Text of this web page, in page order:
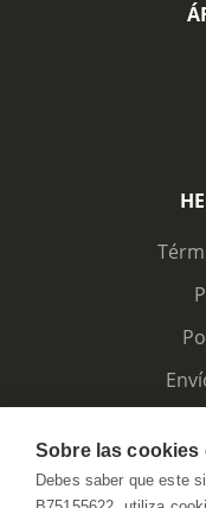
Sobre las cookies
Debes saber que este